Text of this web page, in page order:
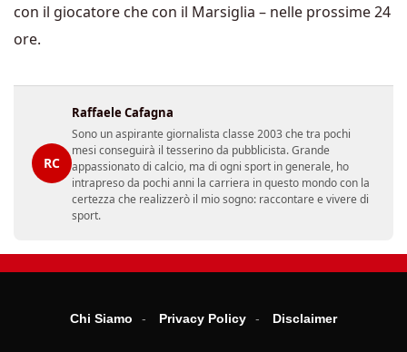
con il giocatore che con il Marsiglia – nelle prossime 24
ore.
RC
Raffaele Cafagna
Sono un aspirante giornalista classe 2003 che tra pochi
mesi conseguirà il tesserino da pubblicista. Grande
appassionato di calcio, ma di ogni sport in generale, ho
intrapreso da pochi anni la carriera in questo mondo con la
certezza che realizzerò il mio sogno: raccontare e vivere di
sport.
Chi Siamo Privacy Policy Disclaimer